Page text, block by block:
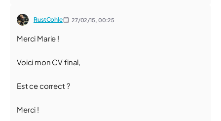
RustCohle 27/02/15, 00:25
Merci Marie !
Voici mon CV final,
Est ce correct ?
Merci !